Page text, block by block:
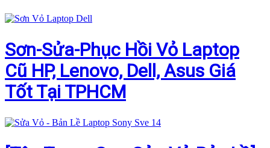
Sơn-Sửa-Phục Hồi Vỏ Laptop
Cũ HP, Lenovo, Dell, Asus Giá
Tốt Tại TPHCM